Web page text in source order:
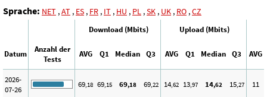
Sprache: NET ,AT , ES , FR , IT , HU , PL ,SK , UK , RO ,CZ
Download (Mbits) Upload (Mbits)
Datum
Anzahl der
Tests
AVG Q1 Median Q3 AVG Q1 Median Q3 AVG
2026-
07-26
69,18 69,15 69,18 69,22 14,62 13,97 14,62 15,27 11